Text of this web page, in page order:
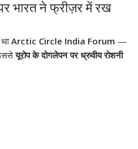
भारत ने फ्रीज़र में रख
थाArctic Circle India Forum —
यूरोप के दोगलेपन पर ध्रुवीय रोशनी